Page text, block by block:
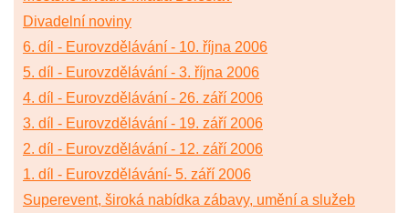
Divadelní noviny
6. díl - Eurovzdělávání - 10. října 2006
5. díl - Eurovzdělávání - 3. října 2006
4. díl - Eurovzdělávání - 26. září 2006
3. díl - Eurovzdělávání - 19. září 2006
2. díl - Eurovzdělávání - 12. září 2006
1. díl - Eurovzdělávání- 5. září 2006
Superevent, široká nabídka zábavy, umění a služeb